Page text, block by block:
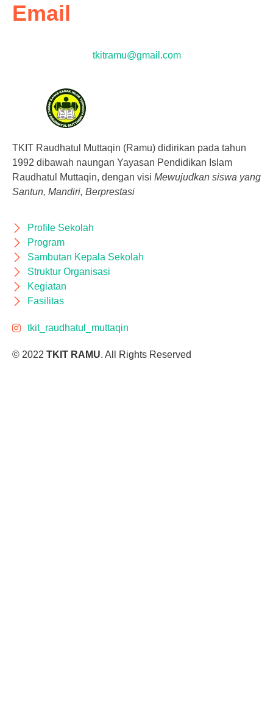
Email
tkitramu@gmail.com
TKIT Raudhatul Muttaqin (Ramu) didirikan pada tahun
1992 dibawah naungan Yayasan Pendidikan Islam
Raudhatul Muttaqin, dengan visi Mewujudkan siswa yang
Santun, Mandiri, Berprestasi
Profile Sekolah
Program
Sambutan Kepala Sekolah
Struktur Organisasi
Kegiatan
Fasilitas
tkit_raudhatul_muttaqin
© 2022 TKIT RAMU. All Rights Reserved